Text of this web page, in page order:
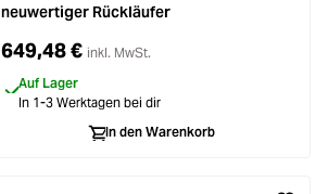
neuwertiger Rückläufer
649,48 € inkl. MwSt.
Auf Lager
In 1-3 Werktagen bei dir
In den Warenkorb